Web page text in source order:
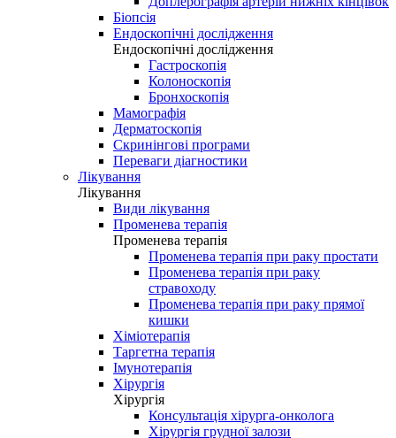
Біопсія
Ендоскопічні дослідження
Ендоскопічні дослідження
Гастроскопія
Колоноскопія
Бронхоскопія
Мамографія
Дерматоскопія
Скринінгові програми
Переваги діагностики
Лікування
Лікування
Види лікування
Променева терапія
Променева терапія
Променева терапія при раку простати
Променева терапія при раку
стравоходу
Променева терапія при раку прямої
кишки
Хіміотерапія
Таргетна терапія
Імунотерапія
Хірургія
Хірургія
Консультація хірурга-онколога
Хірургія грудної залози